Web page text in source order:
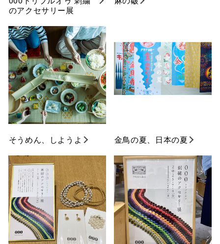
のアクセサリー展
そうめん、しようよ 金鳥の夏、日本の夏